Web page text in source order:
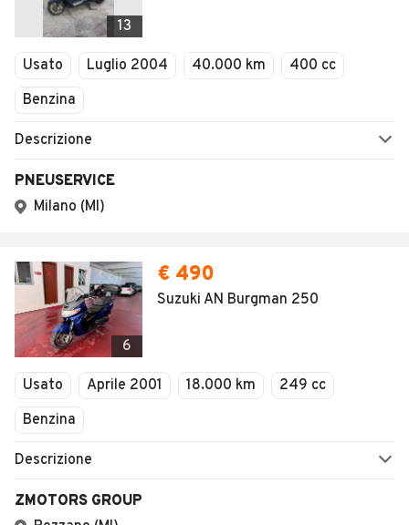
13
Usato Luglio 2004 40.000 km
400 cc
Benzina
Descrizione
PNEUSERVICE
Milano (MI)
6
€ 490
Suzuki AN Burgman 250
Usato Aprile 2001 18.000 km
249 cc
Benzina
Descrizione
ZMOTORS GROUP